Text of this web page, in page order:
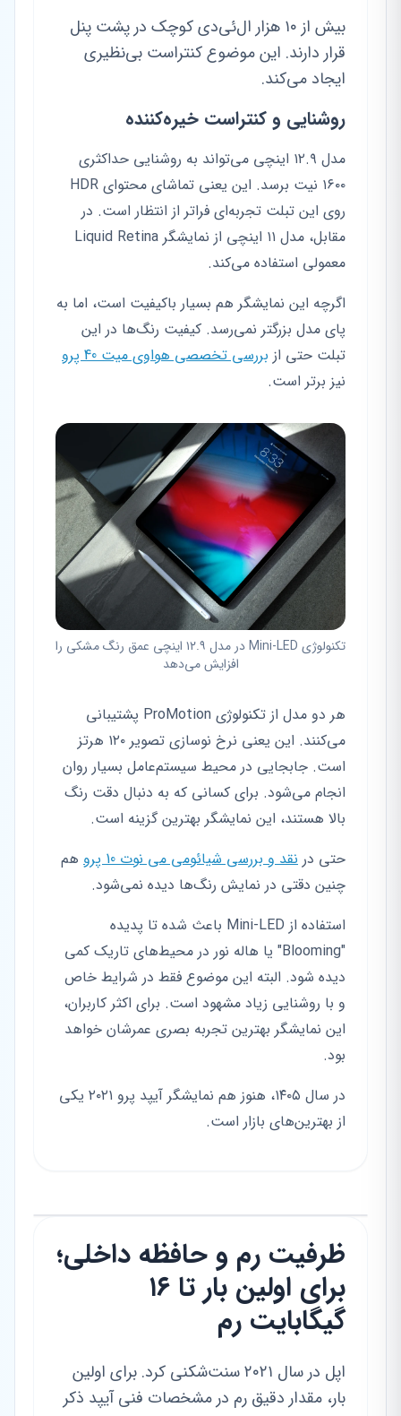
بیش از ۱۰ هزار ال‌ئی‌دی کوچک در پشت پنل
قرار دارند. این موضوع کنتراست بی‌نظیری
ایجاد می‌کند.
روشنایی و کنتراست خیره‌کننده
مدل ۱۲.۹ اینچی می‌تواند به روشنایی حداکثری
۱۶۰۰ نیت برسد. این یعنی تماشای محتوای HDR
روی این تبلت تجربه‌ای فراتر از انتظار است. در
مقابل، مدل ۱۱ اینچی از نمایشگر Liquid Retina
معمولی استفاده می‌کند.
اگرچه این نمایشگر هم بسیار باکیفیت است، اما به
پای مدل بزرگتر نمی‌رسد. کیفیت رنگ‌ها در این
تبلت حتی از بررسی تخصصی هواوی میت 40 پرو
نیز برتر است.
تکنولوژی Mini-LED در مدل ۱۲.۹ اینچی عمق رنگ مشکی را
افزایش می‌دهد
هر دو مدل از تکنولوژی ProMotion پشتیبانی
می‌کنند. این یعنی نرخ نوسازی تصویر ۱۲۰ هرتز
است. جابجایی در محیط سیستم‌عامل بسیار روان
انجام می‌شود. برای کسانی که به دنبال دقت رنگ
بالا هستند، این نمایشگر بهترین گزینه است.
حتی در نقد و بررسی شیائومی می نوت 10 پرو
هم
چنین دقتی در نمایش رنگ‌ها دیده نمی‌شود.
استفاده از Mini-LED باعث شده تا پدیده
"Blooming" یا هاله نور در محیط‌های تاریک کمی
دیده شود. البته این موضوع فقط در شرایط خاص
و با روشنایی زیاد مشهود است. برای اکثر کاربران،
این نمایشگر بهترین تجربه بصری عمرشان خواهد
بود.
در سال ۱۴۰۵، هنوز هم نمایشگر آیپد پرو ۲۰۲۱ یکی
از بهترین‌های بازار است.
ظرفیت رم و حافظه داخلی؛
برای اولین بار تا ۱۶
گیگابایت رم
اپل در سال ۲۰۲۱ سنت‌شکنی کرد. برای اولین
بار، مقدار دقیق رم در مشخصات فنی آیپد ذکر